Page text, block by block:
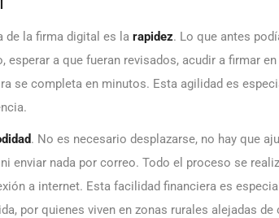
de la firma digital es la rapidez. Lo que antes
a que fueran revisados, acudir a firmar en
se completa en minutos. Esta agilidad es
. No es necesario desplazarse, no hay que
enviar nada por correo. Todo el proceso se
a internet. Esta facilidad financiera es
por quienes viven en zonas rurales alejadas